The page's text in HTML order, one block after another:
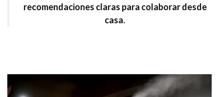
recomendaciones claras para colaborar desde
casa.